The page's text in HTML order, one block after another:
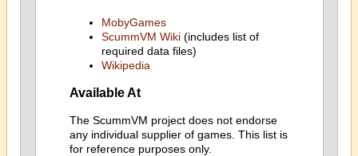
MobyGames
ScummVM Wiki(includes list of
required data files)
Wikipedia
Available At
The ScummVM project does not endorse
any individual supplier of games. This list is
for reference purposes only.